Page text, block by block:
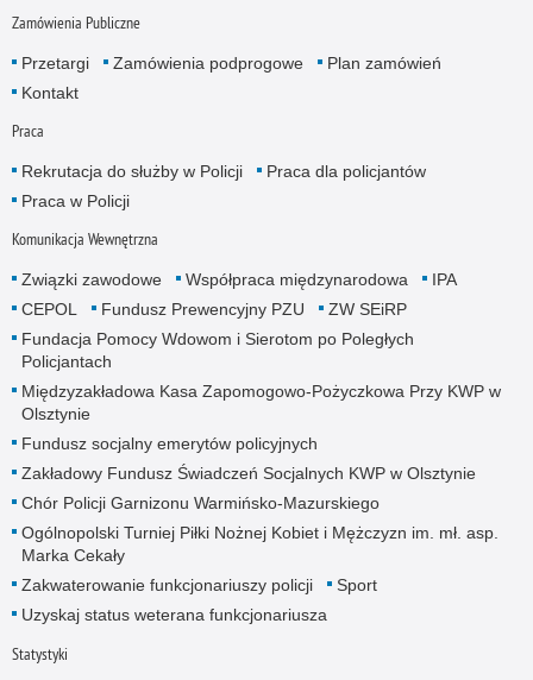
Zamówienia Publiczne
Przetargi Zamówienia podprogowe
Plan zamówień
Kontakt
Praca
Rekrutacja do służby w Policji
Praca dla policjantów
Praca w Policji
Komunikacja Wewnętrzna
Związki zawodowe Współpraca międzynarodowa
IPA
CEPOL
Fundusz Prewencyjny PZU
ZW SEiRP
Fundacja Pomocy Wdowom i Sierotom po Poległych
Policjantach
Międzyzakładowa Kasa Zapomogowo-Pożyczkowa Przy KWP w
Olsztynie
Fundusz socjalny emerytów policyjnych
Zakładowy Fundusz Świadczeń Socjalnych KWP w Olsztynie
Chór Policji Garnizonu Warmińsko-Mazurskiego
Ogólnopolski Turniej Piłki Nożnej Kobiet i Mężczyzn im. mł. asp.
Marka Cekały
Zakwaterowanie funkcjonariuszy policji
Sport
Uzyskaj status weterana funkcjonariusza
Statystyki